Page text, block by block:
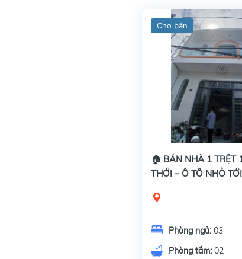
Cho bán
🏠 BÁN NHÀ 1 TRỆT
THỚI – Ô TÔ NHỎ
Phòng ngủ: 03
Phòng tắm: 02